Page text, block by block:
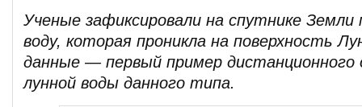
Ученые зафиксировали на спутнике
воду, которая проникла на поверхность
данные — первый пример дистанционного
лунной воды данного типа.